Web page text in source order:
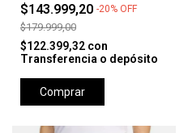
$143.999,20 -20% OFF
$179.999,00
$122.399,32 con
Transferencia o depósito
Comprar